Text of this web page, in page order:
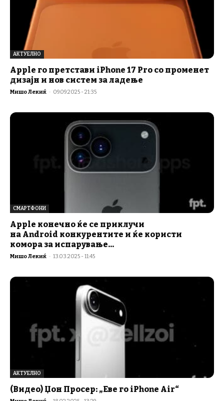
АКТУЕЛНО
Apple го претстави iPhone 17 Pro со променет
дизајн и нов систем за ладење
Мишо Лекиќ - 09.09.2025 - 21:35
СМАРТФОНИ
Apple конечно ќе се приклучи
на Android конкурентите и ќе користи
комора за испарување...
Мишо Лекиќ - 13.03.2025 - 11:45
АКТУЕЛНО
(Видео) Џон Просер: „Еве го iPhone Air“